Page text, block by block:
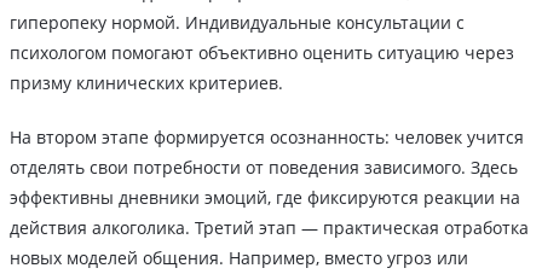
гиперопеку нормой. Индивидуальные консультации с
психологом помогают объективно оценить ситуацию через
призму клинических критериев.
На втором этапе формируется осознанность: человек учится
отделять свои потребности от поведения зависимого. Здесь
эффективны дневники эмоций, где фиксируются реакции на
действия алкоголика. Третий этап — практическая отработка
новых моделей общения. Например, вместо угроз или